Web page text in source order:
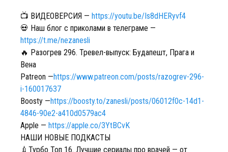
📺 ВИДЕОВЕРСИЯ — https://youtu.be/Is8dHERyvf4
💀 Наш блог с приколами в телеграме —
https://t.me/nezanesli
🔥 Разогрев 296. Тревел-выпуск: Будапешт, Прага и
Вена
Patreon —https://www.patreon.com/posts/razogrev-296-
i-160017637
Boosty —https://boosty.to/zanesli/posts/06012f0c-14d1-
4846-90e2-a410d0579ac4
Apple — https://apple.co/3YtBCvK
НАШИ НОВЫЕ ПОДКАСТЫ
💉Турбо Топ 16. Лучшие сериалы про врачей — от